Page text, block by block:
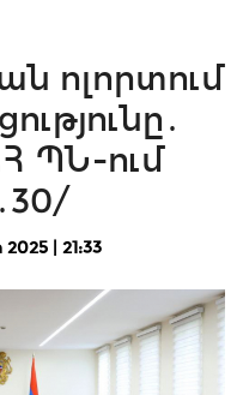
ոլորտում
ՊՆ-ում
| 21:33